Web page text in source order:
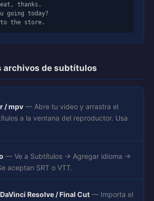
thanks.
going today?
to the store.
archivos de subtítulos
/ mpv — Abre tu video y arrastra el
a la ventana del reproductor. Usa
— Ve a Subtítulos → Agregar idioma →
aceptan SRT o VTT.
Resolve / Final Cut — Importa el